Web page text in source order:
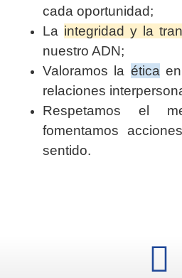
cada oportunidad;
La integridad y la
nuestro ADN;
Valoramos la éticaen
relaciones
Respetamos el
fomentamos
sentido.